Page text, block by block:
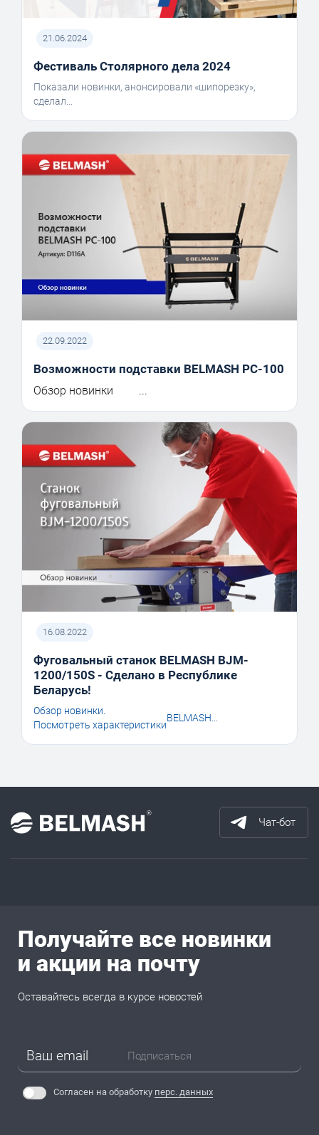
21.06.2024
Фестиваль Столярного дела 2024
Показали новинки, анонсировали «шипорезку»,
сделал...
22.09.2022
Возможности подставки BELMASH PC-100
Обзор новинки ...
16.08.2022
Фуговальный станок BELMASH BJM-
1200/150S - Сделано в Республике
Беларусь!
Обзор новинки.
Посмотреть характеристики
BELMASH...
Чат-бот
Получайте все новинки
и акции на почту
Оставайтесь всегда в курсе новостей
Подписаться
Согласен на обработку перс. данных